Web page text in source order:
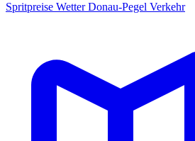
Spritpreise WetterDonau-Pegel Verkehr